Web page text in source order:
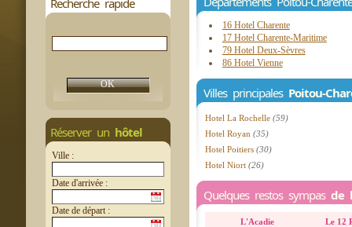
Recherche rapide
Réserver un hôtel
Ville :
Date d'arrivée :
Date de départ :
16 Hotel Charente
17 Hotel Charente-Maritime
79 Hotel Deux-Sèvres
86 Hotel Vienne
Villes principales Poitou-
Hotel La Rochelle (59)
Hotel Royan (35)
Hotel Poitiers (30)
Hotel Niort (26)
Quelques restos sympas de
L'Acadie
Le 12